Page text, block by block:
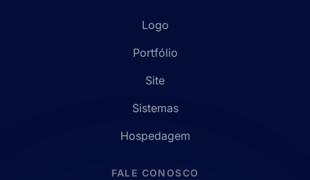
Logo
Portfólio
Site
Sistemas
Hospedagem
FALE CONOSCO